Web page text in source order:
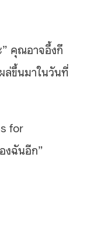
คุณอาจอึ้งกึ
ขึ้นมาในวันที่
for
งฉันอีก”